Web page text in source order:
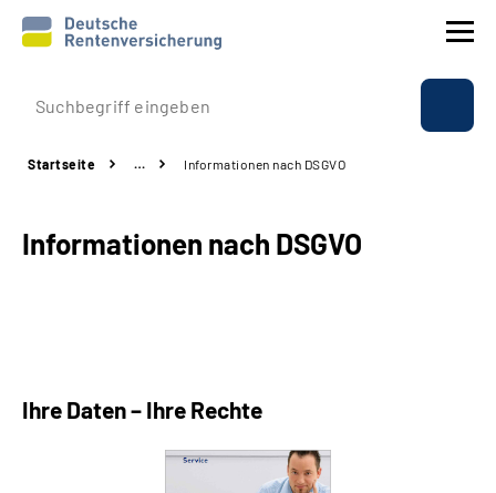
Prävention
Rente
Startseite … Informationen nach DSGVO
Informationen nach DSGVO
Ihre Daten – Ihre Rechte